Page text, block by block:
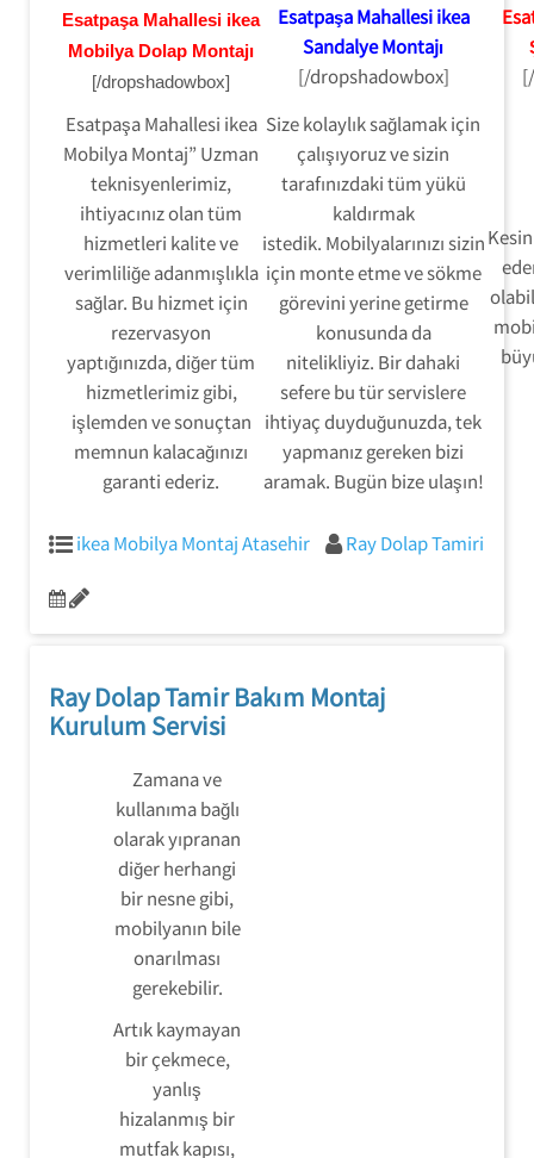
Esatpaşa Mahallesi ikea
Mobilya Dolap Montajı
[/dropshadowbox]
Esatpaşa Mahallesi ikea
Sandalye Montajı
[/dropshadowbox]
Esatpaşa Mahallesi ikea
Mobilya Montaj” Uzman
teknisyenlerimiz,
ihtiyacınız olan tüm
hizmetleri kalite ve
verimliliğe adanmışlıkla
sağlar. Bu hizmet için
rezervasyon
yaptığınızda, diğer tüm
hizmetlerimiz gibi,
işlemden ve sonuçtan
memnun kalacağınızı
garanti ederiz.
Size kolaylık sağlamak için
çalışıyoruz ve sizin
tarafınızdaki tüm yükü
kaldırmak
istedik. Mobilyalarınızı sizin
için monte etme ve sökme
görevini yerine getirme
konusunda da
nitelikliyiz. Bir dahaki
sefere bu tür servislere
ihtiyaç duyduğunuzda, tek
yapmanız gereken bizi
aramak. Bugün bize ulaşın!
ikea Mobilya Montaj Atasehir Ray Dolap Tamiri
Ray Dolap Tamir Bakım Montaj
Kurulum Servisi
Zamana ve
kullanıma bağlı
olarak yıpranan
diğer herhangi
bir nesne gibi,
mobilyanın bile
onarılması
gerekebilir.
Artık kaymayan
bir çekmece,
yanlış
hizalanmış bir
mutfak kapısı,